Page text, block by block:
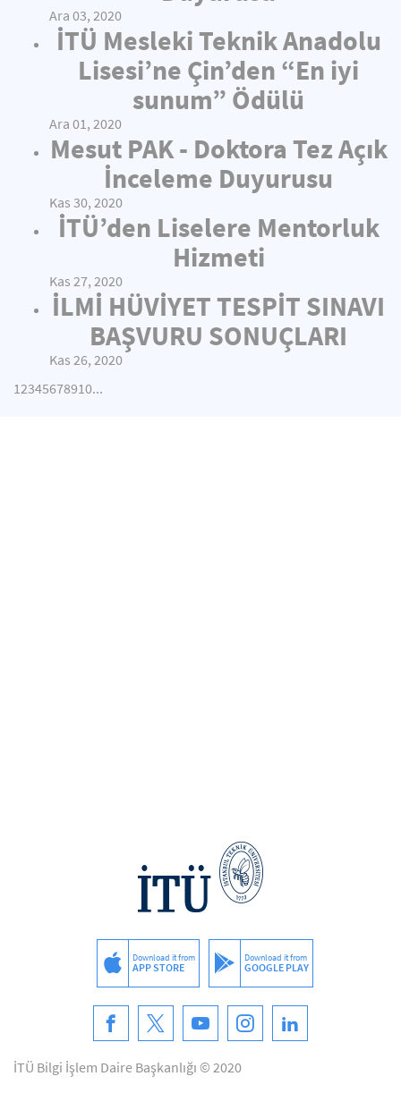
Ara 03, 2020
İTÜ Mesleki Teknik Anadolu
Lisesi’ne Çin’den “En iyi
sunum” Ödülü
Ara 01, 2020
Mesut PAK - Doktora Tez Açık
İnceleme Duyurusu
Kas 30, 2020
İTÜ’den Liselere Mentorluk
Hizmeti
Kas 27, 2020
İLMİ HÜVİYET TESPİT SINAVI
BAŞVURU SONUÇLARI
Kas 26, 2020
12345678910...
Download it from
APP STORE
Download it from
GOOGLE PLAY
İTÜ Bilgi İşlem Daire Başkanlığı © 2020